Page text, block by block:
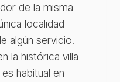
de la misma
localidad
algún servicio.
la histórica villa
habitual en